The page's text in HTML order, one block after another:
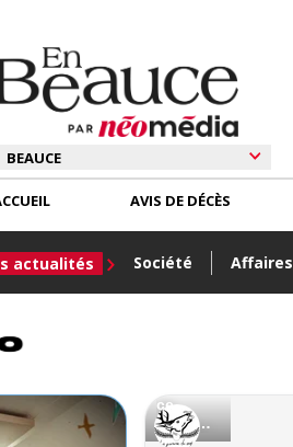
actualités Société Affaires
AVIS DE DÉCÈS